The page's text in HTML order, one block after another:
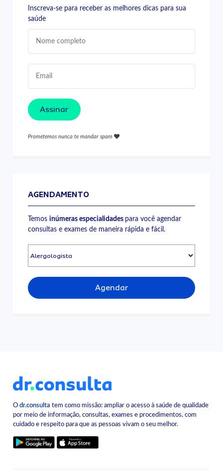
Inscreva-se para receber as melhores dicas para sua
saúde
Assinar
Prometemos nunca te mandar spam
AGENDAMENTO
Temosinúmeras especialidades para você agendar
consultas e exames de maneira rápida e fácil.
Agendar
Odr.consulta tem como missão: ampliar o acesso à saúde de qualidade
por meio de informação, consultas, exames e procedimentos, com
cuidado e respeito para que as pessoas vivam o seu melhor.